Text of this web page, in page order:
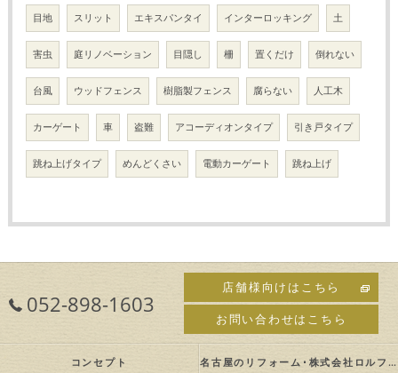
目地 スリット エキスパンタイ インターロッキング 土
害虫 庭リノベーション 目隠し 柵 置くだけ 倒れない
台風 ウッドフェンス 樹脂製フェンス 腐らない 人工木
カーゲート 車 盗難 アコーディオンタイプ 引き戸タイプ
跳ね上げタイプ めんどくさい 電動カーゲート 跳ね上げ
052-898-1603
店舗様向けはこちら
お問い合わせはこちら
コンセプト 名古屋のリフォーム･株式会社ロルフの口コミ情報